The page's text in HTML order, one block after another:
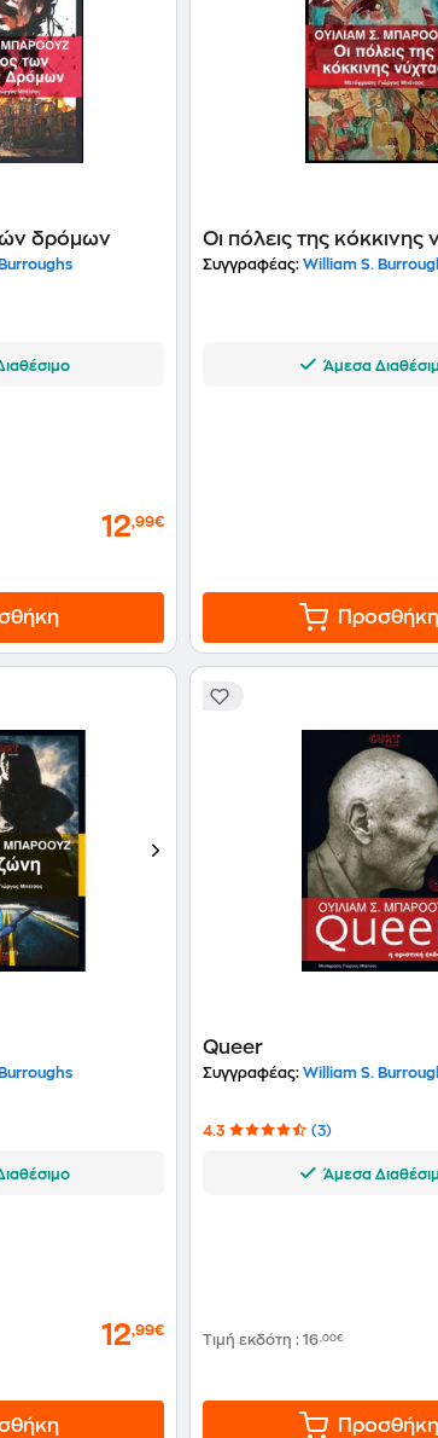
δρόμων
12,99€
Οι πόλεις της κόκκινης
Συγγραφέας: William S.
Άμεσα
Προσθήκη
12,99€
Queer
Συγγραφέας: William S.
4.3 (3)
Άμεσα
Τιμή εκδότη:16,00€
Προσθήκη